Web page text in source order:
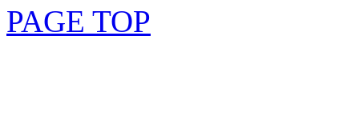
PAGE TOP